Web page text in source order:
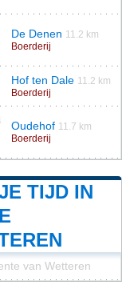
De Denen 11.2 km
Boerderij
Hof ten Dale 11.2 km
Boerderij
Oudehof 11.7 km
Boerderij
TIJD IN
van Wetteren